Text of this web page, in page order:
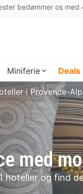
bedømmer os med
Miniferie Deals
med
hoteller og find
i Provence-